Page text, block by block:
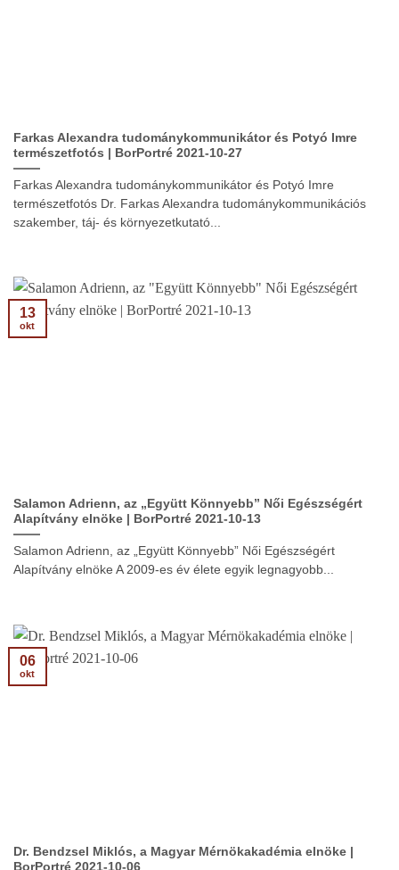
Farkas Alexandra tudománykommunikátor és Potyó Imre
természetfotós | BorPortré 2021-10-27
Farkas Alexandra tudománykommunikátor és Potyó Imre
természetfotós Dr. Farkas Alexandra tudománykommunikációs
szakember, táj- és környezetkutató...
Salamon Adrienn, az „Együtt Könnyebb” Női Egészségért
Alapítvány elnöke | BorPortré 2021-10-13
Salamon Adrienn, az „Együtt Könnyebb” Női Egészségért
Alapítvány elnöke A 2009-es év élete egyik legnagyobb...
13
okt
Dr. Bendzsel Miklós, a Magyar Mérnökakadémia elnöke |
BorPortré 2021-10-06
06
okt